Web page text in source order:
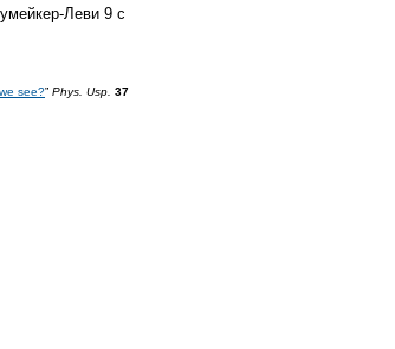
Леви 9 с
see?” Phys. Usp. 37